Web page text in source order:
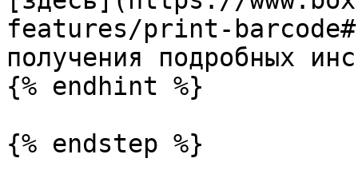
features/print-
получения подробных
{% endhint %}
{% endstep %}